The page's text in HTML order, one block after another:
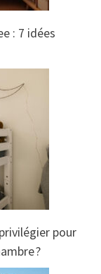
: 7 idées
pour
?